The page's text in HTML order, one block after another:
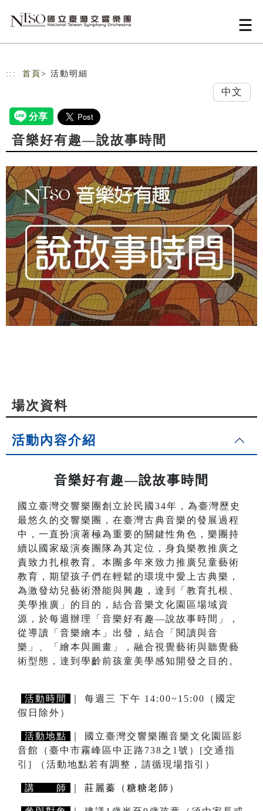
::: 首頁 > 活動明細
中文
音樂好有趣—說故事時間
場次資料
活動內容介紹
音樂好有趣—說故事時間
國立臺灣交響樂團創立於民國34年，為臺灣歷史
最悠久的交響樂團，在臺灣古典音樂的發展過程
中，一直扮演著極為重要的關鍵性角色，樂團持
續以國家級演奏團隊為其定位，身負樂教推廣之
責致力扎根教育。本團多年來致力推廣兒童藝術
教育，期望孩子們在輕鬆的環境中愛上古典樂，
為激發幼兒藝術潛能與興趣，達到「教育扎根、
美學推廣」的目的，結合音樂文化園區場域資
源，於每週辦理「音樂好有趣—說故事時間」，
從導讀「音樂繪本」出發，結合「閱讀與音
樂」、「繪本與圖畫」，融合視覺藝術與聽覺藝
術型態，達到學齡前孩童美學感知開發之目的。
活動時間
｜ 每週三 下午 14:00~15:00（國定
假日除外）
活動地點
｜ 國立臺灣交響樂團音樂文化園區影
音館（臺中市霧峰區中正路738之1號） [交通指
引]
（活動地點若有調整，請循現場指引）
講 師 莊麗蓁（糖糖老師）